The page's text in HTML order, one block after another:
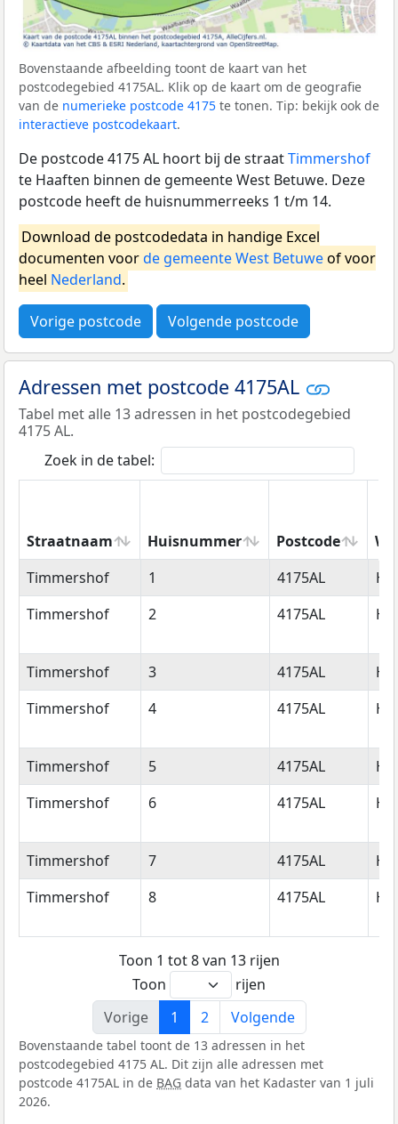
Bovenstaande afbeelding toont de kaart van het
postcodegebied 4175AL. Klik op de kaart om de geografie
van de numerieke postcode 4175 te tonen. Tip: bekijk ook de
interactieve postcodekaart.
De postcode 4175 AL hoort bij de straatTimmershof
te Haaften binnen de gemeente West Betuwe. Deze
postcode heeft de huisnummerreeks 1 t/m 14.
Download de postcodedata in handige Excel
documenten voorde gemeente West Betuweof voor
heel Nederland.
Vorige postcode Volgende postcode
Adressen met postcode 4175AL
Tabel met alle 13 adressen in het postcodegebied
4175 AL.
Zoek in de tabel:
Straatnaam Huisnummer Postcode
Straatnaam
Huisnummer Postcode
Timmershof 1 4175AL
Timmershof
2 4175AL
Timmershof 3 4175AL
Timmershof
4 4175AL
Timmershof 5 4175AL
Timmershof
6 4175AL
Timmershof 7 4175AL
Timmershof
8 4175AL
Toon 1 tot 8 van 13 rijen
Toon
rijen
Vorige
1 2 Volgende
Bovenstaande tabel toont de 13 adressen in het
postcodegebied 4175 AL. Dit zijn alle adressen met
postcode 4175AL in de BAG data van het Kadaster van 1 juli
2026.